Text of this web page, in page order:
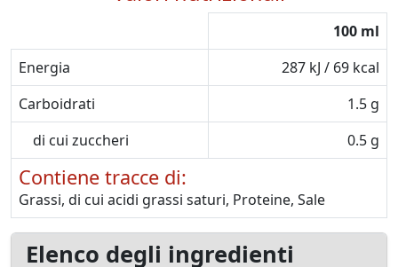
100 ml
Energia
287 kJ / 69 kcal
Carboidrati
1.5 g
di cui zuccheri
0.5 g
Contiene tracce di:
Grassi, di cui acidi grassi saturi, Proteine, Sale
Elenco degli ingredienti